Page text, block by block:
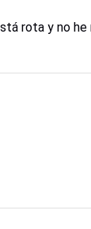
rota y no